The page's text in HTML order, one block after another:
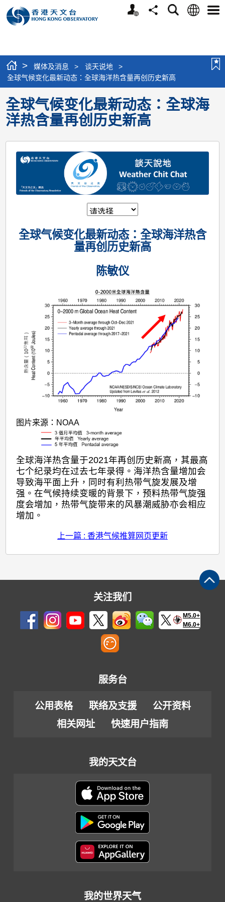
个
分
搜
语
选
> 媒体及消息 > 谈天说地
>
全球气候变化最新动态：全球海洋热含量再创历史新高
全球气候变化最新动态：全球海
洋热含量再创历史新高
全球气候变化最新动态：全球海洋热含
量再创历史新高
陈敏仪
图片来源：NOAA
全球海洋热含量于2021年再创历史新高，其最高
七个纪录均在过去七年录得。海洋热含量增加会
导致海平面上升，同时有利热带气旋发展及增
强。在气候持续变暖的背景下，预料热带气旋强
度会增加，热带气旋带来的风暴潮威胁亦会相应
增加。
上一篇 : 香港气候推算网页更新
关注我们
M5.0+
M6.0+
服务台
公用表格 联络及支援
公开资料
相关网址
快速用户指南
我的天文台
我的世界天气